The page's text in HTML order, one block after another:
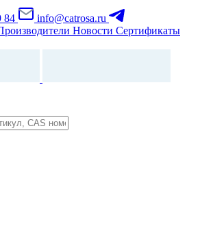
84
info@catrosa.ru
Новости Сертификаты